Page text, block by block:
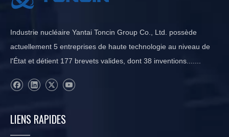
Industrie nucléaire Yantai Toncin Group Co., Ltd. possède
actuellement 5 entreprises de haute technologie au niveau de
l'État et détient 177 brevets valides, dont 38 inventions.......
LIENS RAPIDES